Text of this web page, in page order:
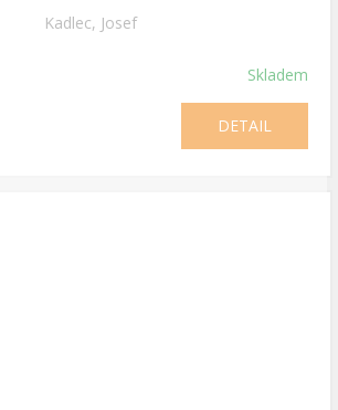
Kadlec, Josef
Skladem
DETAIL